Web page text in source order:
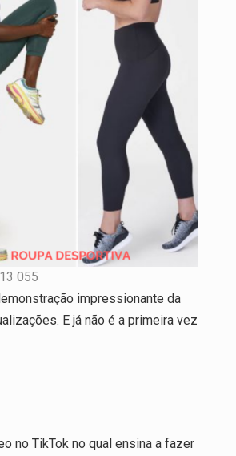
055
impressionante da
E já não é a primeira vez
no TikTok no qual ensina a fazer